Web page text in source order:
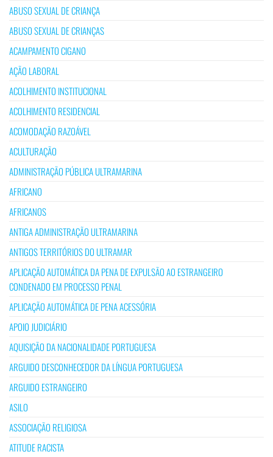
ABUSO SEXUAL DE CRIANÇA
ABUSO SEXUAL DE CRIANÇAS
ACAMPAMENTO CIGANO
AÇÃO LABORAL
ACOLHIMENTO INSTITUCIONAL
ACOLHIMENTO RESIDENCIAL
ACOMODAÇÃO RAZOÁVEL
ACULTURAÇÃO
ADMINISTRAÇÃO PÚBLICA ULTRAMARINA
AFRICANO
AFRICANOS
ANTIGA ADMINISTRAÇÃO ULTRAMARINA
ANTIGOS TERRITÓRIOS DO ULTRAMAR
APLICAÇÃO AUTOMÁTICA DA PENA DE EXPULSÃO AO ESTRANGEIRO
CONDENADO EM PROCESSO PENAL
APLICAÇÃO AUTOMÁTICA DE PENA ACESSÓRIA
APOIO JUDICIÁRIO
AQUISIÇÃO DA NACIONALIDADE PORTUGUESA
ARGUIDO DESCONHECEDOR DA LÍNGUA PORTUGUESA
ARGUIDO ESTRANGEIRO
ASILO
ASSOCIAÇÃO RELIGIOSA
ATITUDE RACISTA